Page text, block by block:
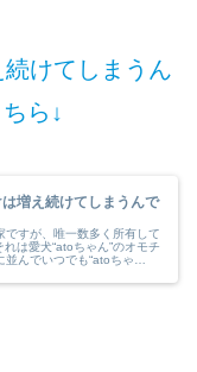
けてしまうん
ら↓
増え続けてしまうんで
ですが、唯一数多く所有して
は愛犬“atoちゃん”のオモチ
並んでいつでも“atoちゃ
せん！